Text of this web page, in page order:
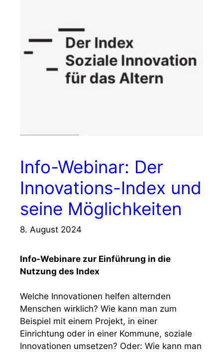
Info-Webinar: Der
Innovations-Index und
seine Möglichkeiten
8. August 2024
Info-Webinare zur Einführung in die
Nutzung des Index
Welche Innovationen helfen alternden
Menschen wirklich? Wie kann man zum
Beispiel mit einem Projekt, in einer
Einrichtung oder in einer Kommune, soziale
Innovationen umsetzen? Oder: Wie kann man